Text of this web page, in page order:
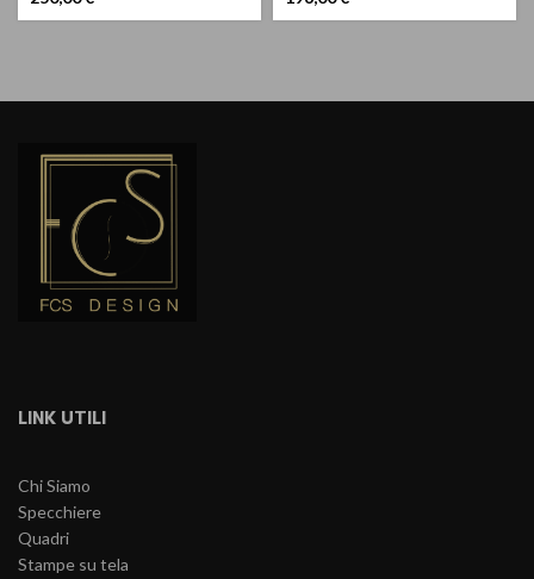
LINK UTILI
Chi Siamo
Specchiere
Quadri
Stampe su tela